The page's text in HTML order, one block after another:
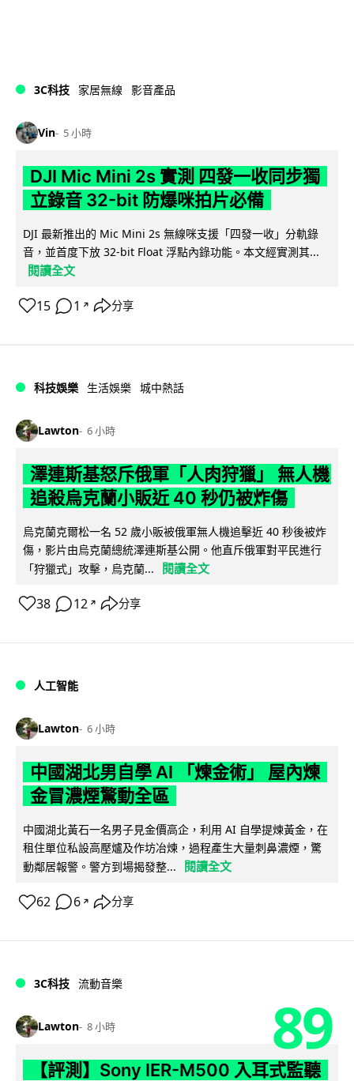
3C科技 家居無線 影音產品
Vin 5 小時
DJI Mic Mini 2s 實測 四發一收同步獨
立錄音 32-bit 防爆咪拍片必備
DJI 最新推出的 Mic Mini 2s 無線咪支援「四發一收」分軌錄
音，並首度下放 32-bit Float 浮點內錄功能。本文經實測其...
閱讀全文
15 1 ↗ 分享
科技娛樂 生活娛樂 城中熱話
Lawton 6 小時
澤連斯基怒斥俄軍「人肉狩獵」 無人機
追殺烏克蘭小販近 40 秒仍被炸傷
烏克蘭克爾松一名 52 歲小販被俄軍無人機追擊近 40 秒後被炸
傷，影片由烏克蘭總統澤連斯基公開。他直斥俄軍對平民進行
「狩獵式」攻擊，烏克蘭...
閱讀全文
38 12 ↗ 分享
人工智能
Lawton 6 小時
中國湖北男自學 AI 「煉金術」 屋內煉
金冒濃煙驚動全區
中國湖北黃石一名男子見金價高企，利用 AI 自學提煉黃金，在
租住單位私設高壓爐及作坊冶煉，過程產生大量刺鼻濃煙，驚
動鄰居報警。警方到場揭發整...
閱讀全文
62 6 ↗ 分享
3C科技 流動音樂
Lawton 8 小時 89
【評測】Sony IER-M500 入耳式監聽